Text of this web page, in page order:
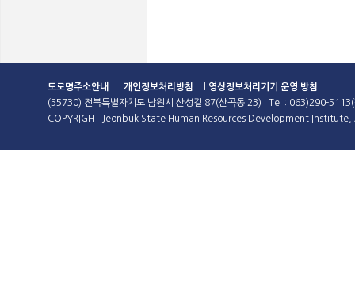
도로명주소안내 개인정보처리방침
영상정보처리기기 운영 방침
(55730) 전북특별자치도 남원시 산성길 87(산곡동 23) | Tel : 063)290-
COPYRIGHT Jeonbuk State Human Resources Development